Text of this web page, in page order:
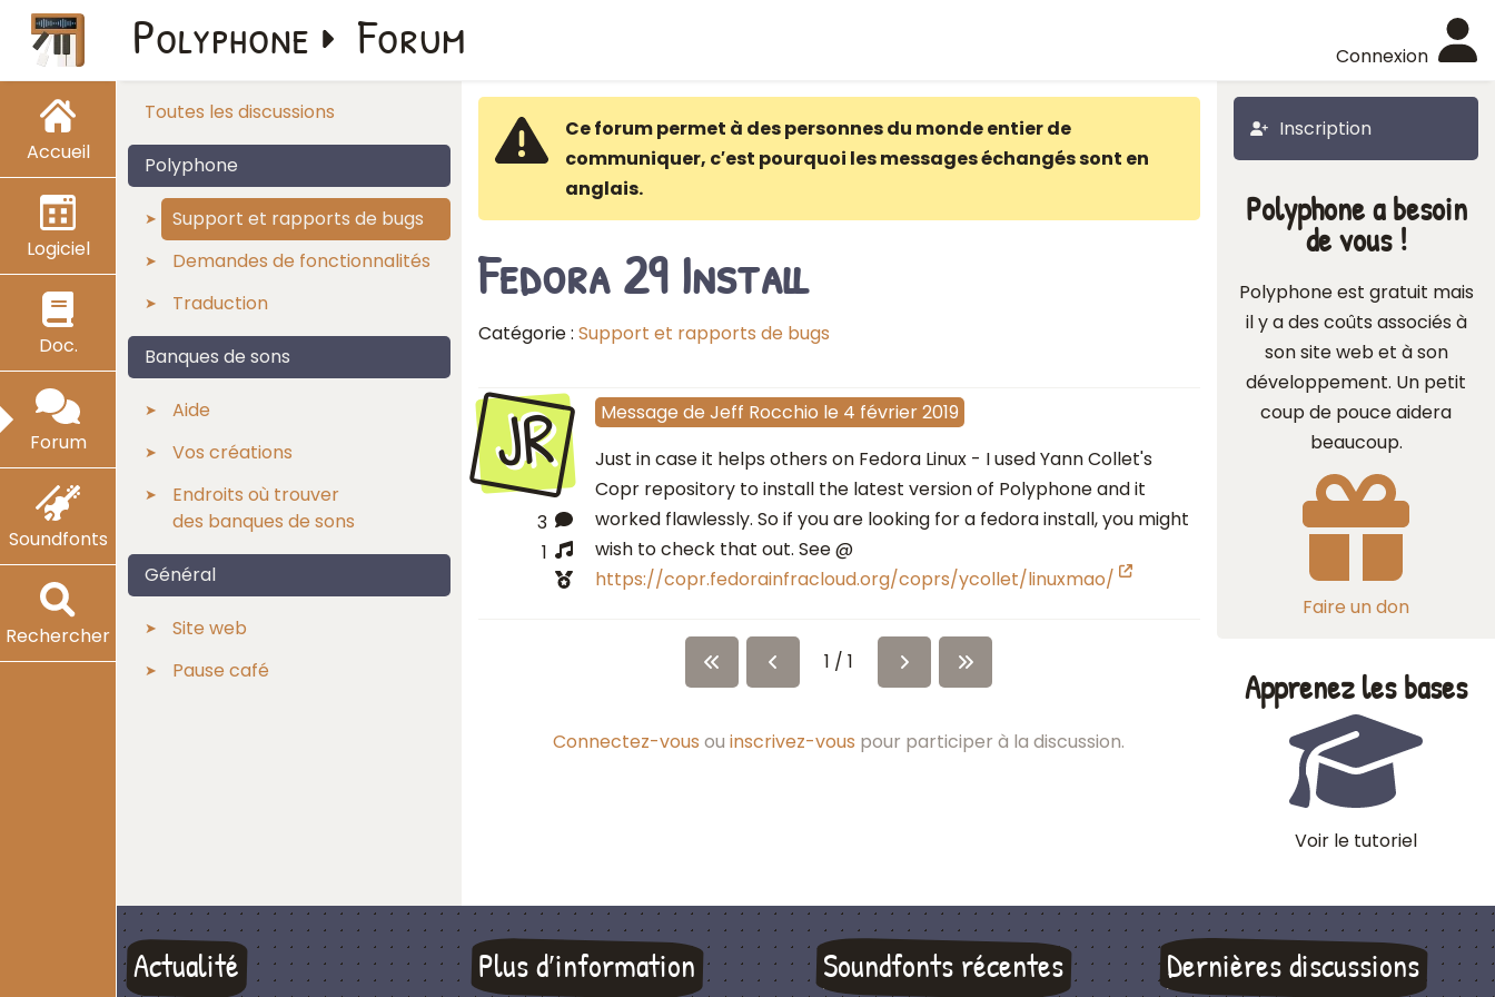
Accueil
Logiciel
Doc.
Forum
Soundfonts
Rechercher
Connexion
Polyphone Forum
Toutes les discussions
Polyphone
Support et rapports de bugs
Demandes de fonctionnalités
Traduction
Banques de sons
Aide
Vos créations
Endroits où trouver
des banques de sons
Général
Site web
Pause café
Inscription
Ce forum permet à des personnes du monde entier de
communiquer, c′est pourquoi les messages échangés sont en
anglais.
Fedora 29 Install
Catégorie : Support et rapports de bugs
JR
3
1
Message de Jeff Rocchio le 4 février 2019
Just in case it helps others on Fedora Linux - I used Yann Collet's
Copr repository to install the latest version of Polyphone and it
worked flawlessly. So if you are looking for a fedora install, you might
wish to check that out. See @
https://copr.fedorainfracloud.org/coprs/ycollet/linuxmao/
1 / 1
Connectez-vous ouinscrivez-vous pour participer à la discussion.
Polyphone a besoin
de vous !
Polyphone est gratuit mais
il y a des coûts associés à
son site web et à son
développement. Un petit
coup de pouce aidera
beaucoup.
Faire un don
Apprenez les bases
Voir le tutoriel
Actualité Plus d′information Soundfonts récentes Dernières discussions